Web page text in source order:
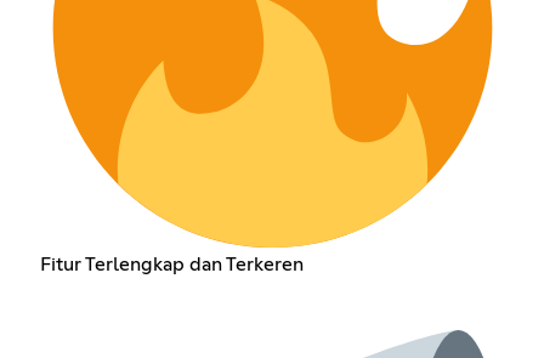
Fitur Terlengkap dan Terkeren